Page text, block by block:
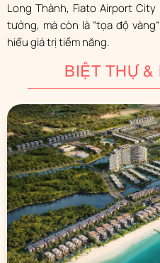
Long Thành, Fiato Airport
tưởng, mà còn là “tọa độ
hiểu giá trị tiềm năng.
BIỆT THỰ